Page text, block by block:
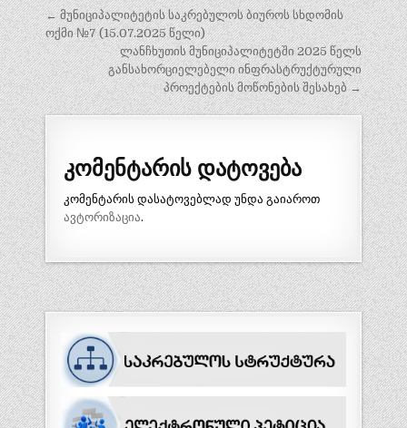
პოსტის
ნავიგაცია
← მუნიციპალიტეტის საკრებულოს ბიუროს სხდომის
ოქმი №7 (15.07.2025 წელი)
ლანჩხუთის მუნიციპალიტეტში 2025 წელს
განსახორციელებელი ინფრასტრუქტურული
პროექტების მოწონების შესახებ →
კომენტარის დატოვება
კომენტარის დასატოვებლად უნდა გაიაროთ
ავტორიზაცია.